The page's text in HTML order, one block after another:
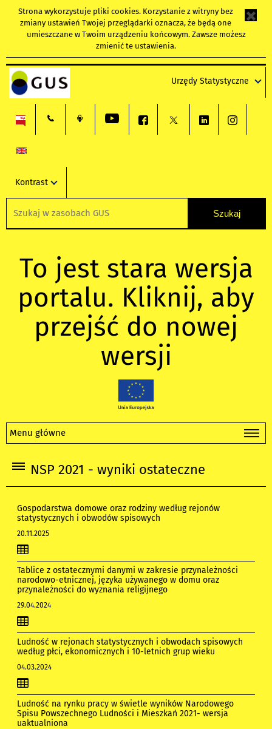
Strona wykorzystuje pliki cookies. Korzystanie z witryny bez
zmiany ustawień Twojej przeglądarki oznacza, że będą one
umieszczane w Twoim urządzeniu końcowym. Zawsze możesz
zmienić te ustawienia.
Urzędy Statystyczne
Kontrast
To jest stara wersja
portalu. Kliknij, aby
przejść do nowej
wersji
Menu główne
NSP 2021 - wyniki ostateczne
Gospodarstwa domowe oraz rodziny według rejonów
statystycznych i obwodów spisowych
20.11.2025
Tablice z ostatecznymi danymi w zakresie przynależności
narodowo-etnicznej, języka używanego w domu oraz
przynależności do wyznania religijnego
29.04.2024
Ludność w rejonach statystycznych i obwodach spisowych
według płci, ekonomicznych i 10-letnich grup wieku
04.03.2024
Ludność na rynku pracy w świetle wyników Narodowego
Spisu Powszechnego Ludności i Mieszkań 2021- wersja
uaktualniona